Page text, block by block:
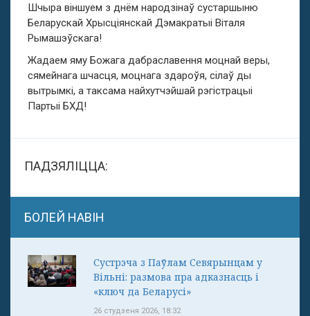
Шчыра віншуем з днём народзінаў сустаршыню
Беларускай Хрысціянскай Дэмакратыі Віталя
Рымашэўскага!
Жадаем яму Божага дабраславення моцнай веры,
сямейнага шчасця, моцнага здароўя, сілаў ды
вытрымкі, а таксама найхутчэйшай рэгістрацыі
Партыі БХД!
ПАДЗЯЛІЦЦА:
БОЛЕЙ НАВІН
Сустрэча з Паўлам Севярынцам у
Вільні: размова пра адказнасць і
«ключ да Беларусі»
26 студзеня 2026, 18:32